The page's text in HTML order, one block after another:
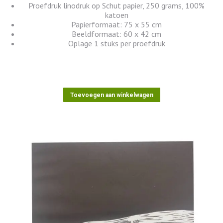
Proefdruk linodruk op Schut papier, 250 grams, 100%
katoen
Papierformaat: 75 x 55 cm
Beeldformaat: 60 x 42 cm
Oplage 1 stuks per proefdruk
Toevoegen aan winkelwagen